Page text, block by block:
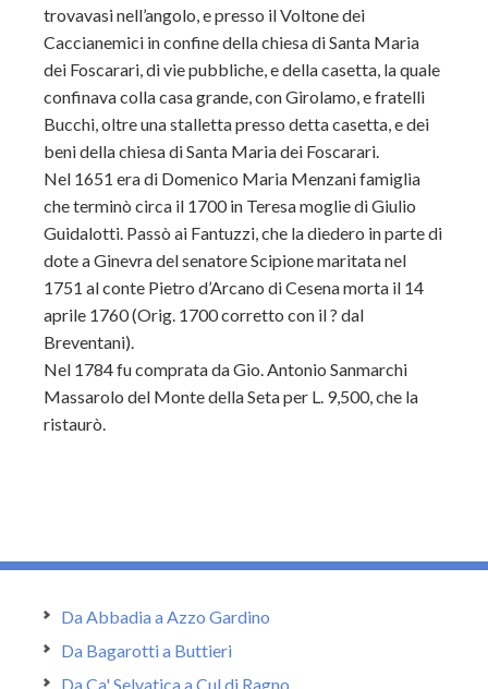
trovavasi nell’angolo, e presso il Voltone dei
Caccianemici in confine della chiesa di Santa Maria
dei Foscarari, di vie pubbliche, e della casetta, la quale
confinava colla casa grande, con Girolamo, e fratelli
Bucchi, oltre una stalletta presso detta casetta, e dei
beni della chiesa di Santa Maria dei Foscarari.
Nel 1651 era di Domenico Maria Menzani famiglia
che terminò circa il 1700 in Teresa moglie di Giulio
Guidalotti. Passò ai Fantuzzi, che la diedero in parte di
dote a Ginevra del senatore Scipione maritata nel
1751 al conte Pietro d’Arcano di Cesena morta il 14
aprile 1760 (Orig. 1700 corretto con il ? dal
Breventani).
Nel 1784 fu comprata da Gio. Antonio Sanmarchi
Massarolo del Monte della Seta per L. 9,500, che la
ristaurò.
Da Abbadia a Azzo Gardino
Da Bagarotti a Buttieri
Da Ca' Selvatica a Cul di Ragno